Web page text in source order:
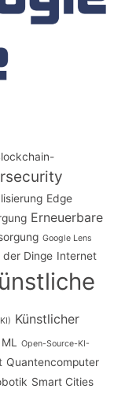
Edge
Erneuerbare
Google Lens
der Dinge Internet
Künstlicher
ML
Open-Source-KI-
Quantencomputer
Smart Cities